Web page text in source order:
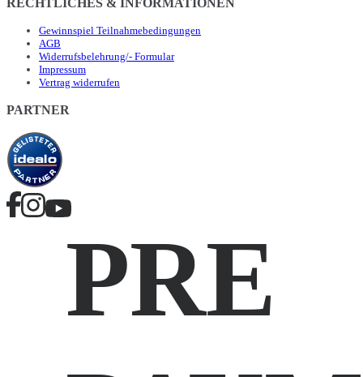
RECHTLICHES & INFORMATIONEN
Gewinnspiel Teilnahmebedingungen
AGB
Widerrufsbelehrung/- Formular
Impressum
Vertrag widerrufen
PARTNER